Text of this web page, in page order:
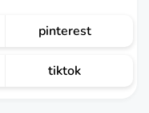
pinterest
tiktok